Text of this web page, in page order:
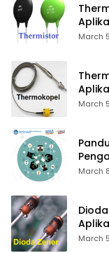
March
March
2023
March
March